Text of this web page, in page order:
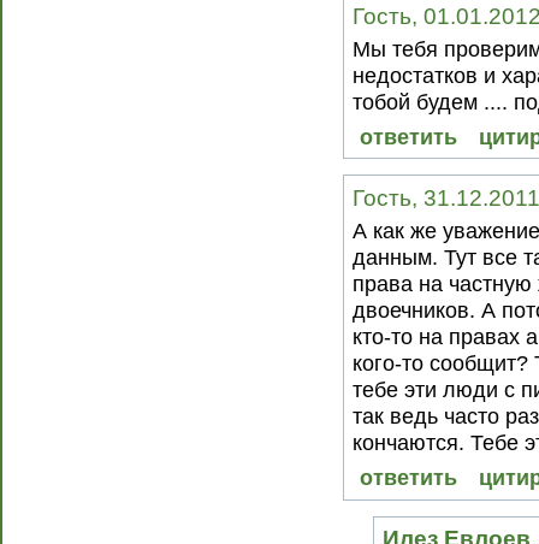
Гость,
Мы тебя
недостатков и
тобой будем ....
ответить
Гость,
А как же
данным. Тут все
права на частную
двоечников. А
кто-то на правах
кого-то
тебе эти люди с
так ведь часто
кончаются. Тебе
ответить
Илез Евлоев